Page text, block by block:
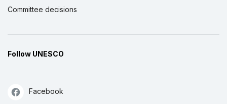
Committee decisions
Follow UNESCO
Facebook